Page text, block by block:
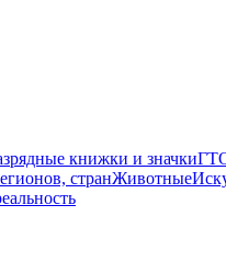
книжки и значки
странЖивотные